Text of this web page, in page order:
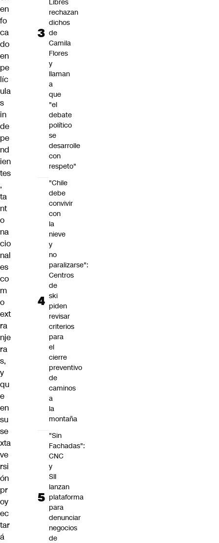
en
fo
ca
do
en
pe
líc
ula
s
in
de
pe
nd
ien
tes
,
ta
nt
o
na
cio
nal
es
co
m
o
ext
ra
nje
ra
s,
y
qu
e
en
su
se
xta
ve
rsi
ón
pr
oy
ec
tar
á
Libres
rechazan
dichos
de
Camila
Flores
y
llaman
a
que
"el
debate
político
se
desarrolle
con
respeto"
"Chile
debe
convivir
con
la
nieve
y
no
paralizarse":
Centros
de
ski
piden
revisar
criterios
para
el
cierre
preventivo
de
caminos
a
la
montaña
"Sin
Fachadas":
CNC
y
SII
lanzan
plataforma
para
denunciar
negocios
de